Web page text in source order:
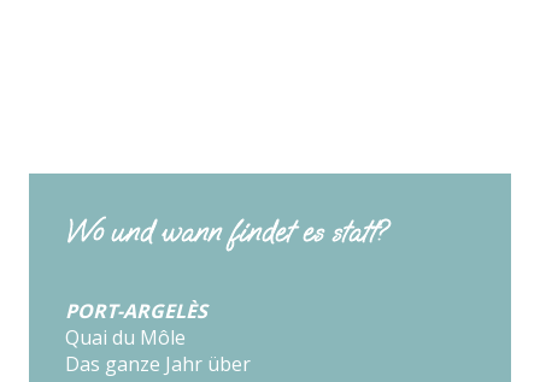
Wo und wann findet es statt?
PORT-ARGELÈS
Quai du Môle
Das ganze Jahr über